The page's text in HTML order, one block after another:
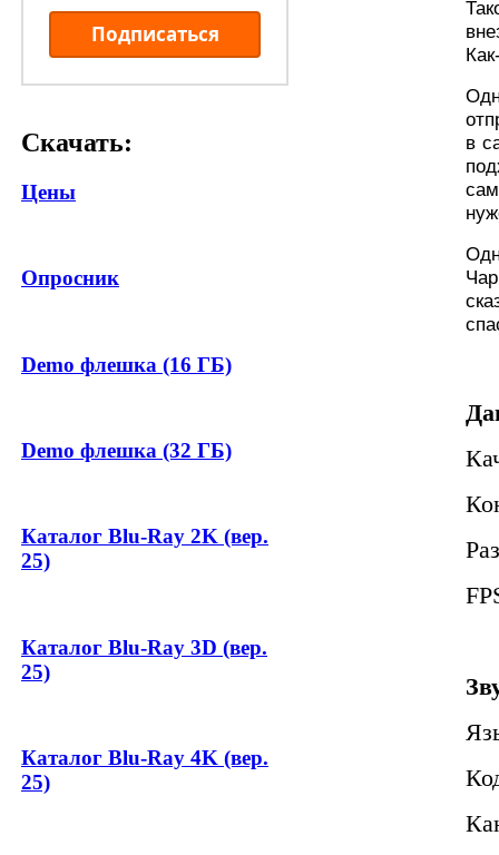
Подписаться
Скачать:
Цены
Опросник
Demo флешка (16 ГБ)
Demo флешка (32 ГБ)
Каталог Blu-Ray 2K (вер.
25)
Каталог Blu-Ray 3D (вер.
25)
Каталог Blu-Ray 4K (вер.
25)
в